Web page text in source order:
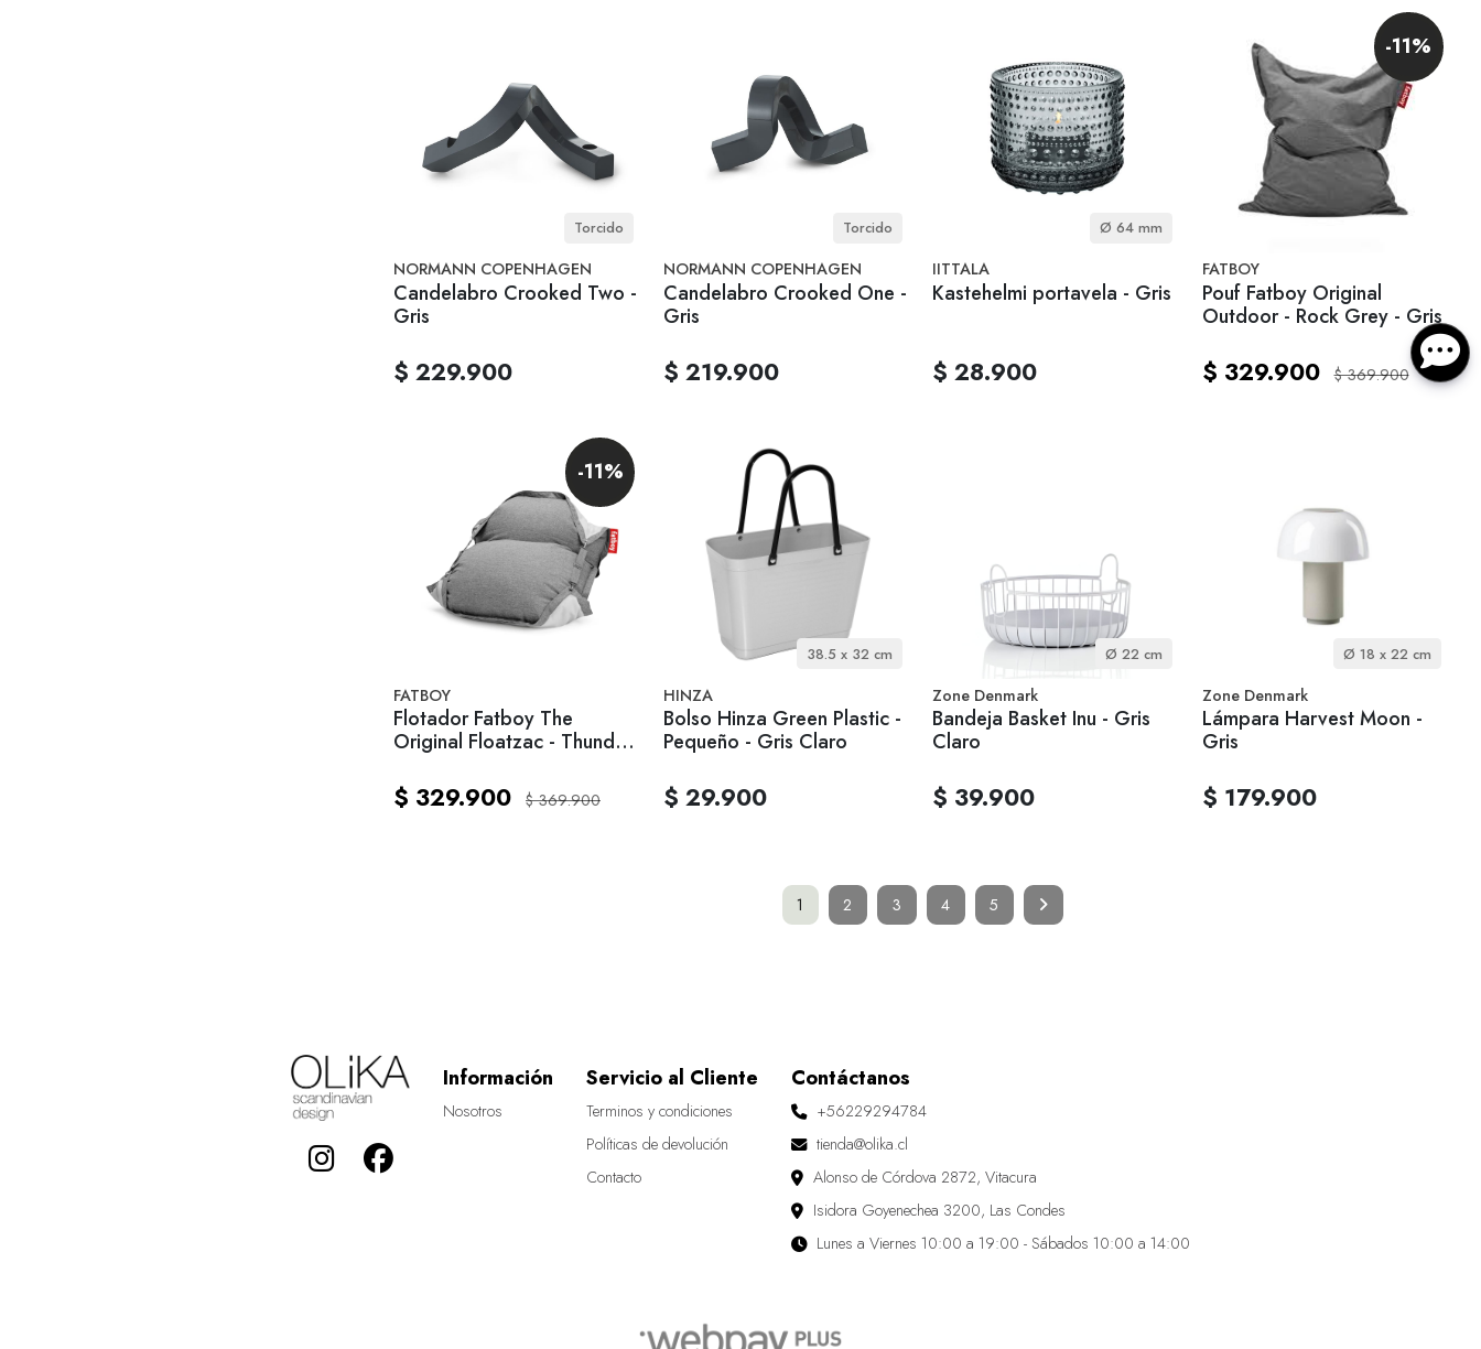
Torcido
NORMANN COPENHAGEN
Candelabro Crooked Two -
Gris
$ 229.900
Torcido
NORMANN COPENHAGEN
Candelabro Crooked One -
Gris
$ 219.900
Ø 64 mm
IITTALA
Kastehelmi portavela - Gris
$ 28.900
-11%
FATBOY
Pouf Fatboy Original
Outdoor - Rock Grey - Gris
$ 329.900 $ 369.900
-11%
FATBOY
Flotador Fatboy The
Original Floatzac - Thunder
$ 329.900 $ 369.900
38.5 x 32 cm
HINZA
Bolso Hinza Green Plastic -
Pequeño - Gris Claro
$ 29.900
Ø 22 cm
Zone Denmark
Bandeja Basket Inu - Gris
Claro
$ 39.900
Ø 18 x 22 cm
Zone Denmark
Lámpara Harvest Moon -
Gris
$ 179.900
1 2 3 4 5
Información
Nosotros
Servicio al Cliente
Terminos y condiciones
Políticas de devolución
Contacto
Contáctanos
+56229294784
tienda@olika.cl
Alonso de Córdova 2872, Vitacura
Isidora Goyenechea 3200, Las Condes
Lunes a Viernes 10:00 a 19:00 - Sábados 10:00 a 14:00